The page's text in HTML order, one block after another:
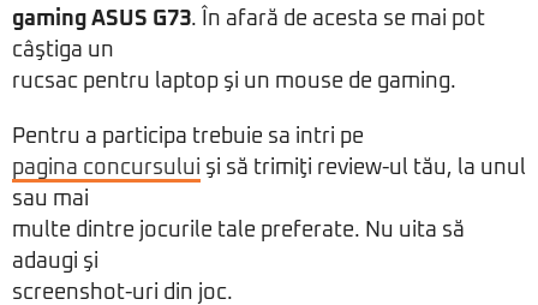
gaming ASUS G73. În afară de acesta se mai pot
câştiga un
rucsac pentru laptop şi un mouse de gaming.
Pentru a participa trebuie sa intri pe
pagina concursului şi să trimiţi review-ul tău, la unul
sau mai
multe dintre jocurile tale preferate. Nu uita să
adaugi şi
screenshot-uri din joc.